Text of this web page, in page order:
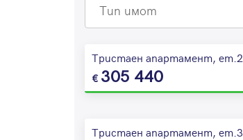
Тип имот
Тристаен апартамент, ет.2
305 440
Тристаен апартамент, ет.3